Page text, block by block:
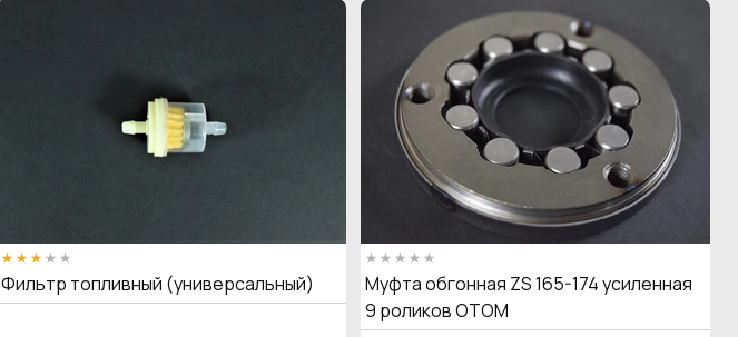
Фильтр топливный (универсальный)
Муфта обгонная ZS 165-174 усиленная
9 роликов OTOM